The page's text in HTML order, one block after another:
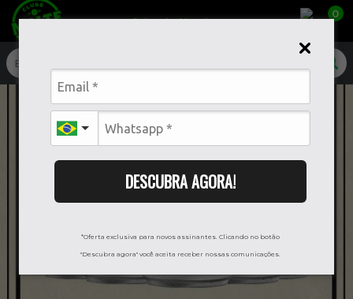
DESCUBRA AGORA!
*Oferta exclusiva para novos assinantes. Clicando no botão
"Descubra agora" você aceita receber nossas comunicações.
Caixa da Alegria
0